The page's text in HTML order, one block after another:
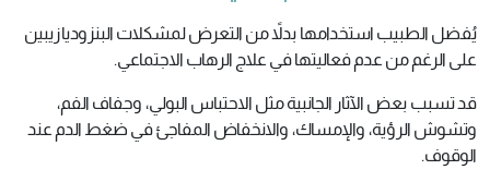
يُفضل الطبيب استخدامها بدلاً من التعرض لمشكلات البنزوديازيبين
على الرغم من عدم فعاليتها في علاج الرهاب الاجتماعي.
قد تسبب بعض الآثار الجانبية مثل الاحتباس البولي، وجفاف الفم،
وتشوش الرؤية، والإمساك، والانخفاض المفاجئ في ضغط الدم عند
الوقوف.